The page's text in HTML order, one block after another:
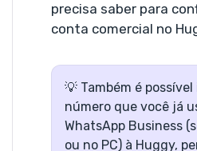
precisa saber para
conta comercial no
💡 Também é
número que você já
WhatsApp Business
ou no PC) à Huggy,